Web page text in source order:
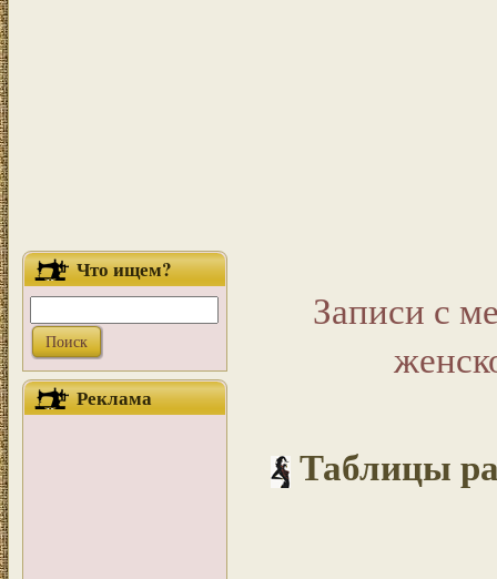
Что ищем?
Реклама
Записи с
Таблицы